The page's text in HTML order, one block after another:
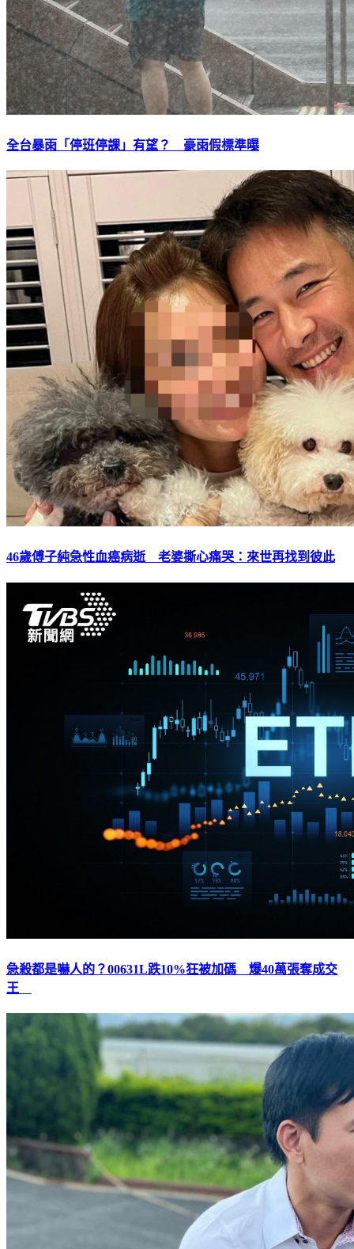
全台暴雨「停班停課」有望？ 豪雨假標準曝
46歲傅子純急性血癌病逝 老婆撕心痛哭：來世再找到彼此
急殺都是嚇人的？00631L跌10%狂被加碼 爆40萬張奪成交
王